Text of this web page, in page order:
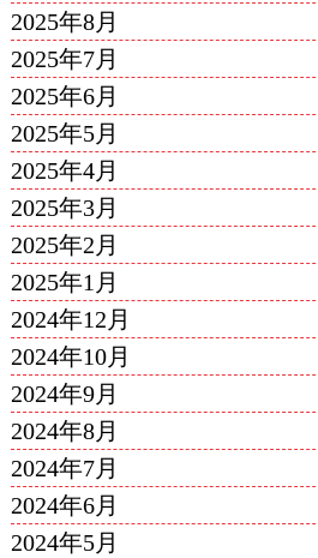
2025年8月
2025年7月
2025年6月
2025年5月
2025年4月
2025年3月
2025年2月
2025年1月
2024年12月
2024年10月
2024年9月
2024年8月
2024年7月
2024年6月
2024年5月